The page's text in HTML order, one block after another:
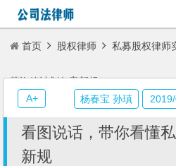
首页 股权律师 私募股权律师
募资管计划备案新规
看图说话，带你看懂
新规
杨春宝 孙瑱
A+